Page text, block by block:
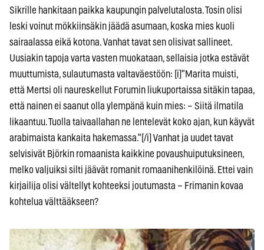
Sikrille hankitaan paikka kaupungin palvelutalosta. Tosin olisi
leski voinut mökkiinsäkin jäädä asumaan, koska mies kuoli
sairaalassa eikä kotona. Vanhat tavat sen olisivat sallineet.
Uusiakin tapoja varta vasten muokataan, sellaisia jotka estävät
muuttumista, sulautumasta valtaväestöön: [i]"Marita muisti,
että Mertsi oli naureskellut Forumin liukuportaissa sitäkin tapaa,
että nainen ei saanut olla ylempänä kuin mies: – Siitä ilmatila
likaantuu. Tuolla taivaallahan ne lentelevät koko ajan, kun käyvät
arabimaista kankaita hakemassa."[/i] Vanhat ja uudet tavat
selvisivät Björkin romaanista kaikkine povaushuiputuksineen,
melko valjuiksi silti jäävät romanit romaanihenkilöinä. Ettei vain
kirjailija olisi vältellyt kohteeksi joutumasta – Frimanin kovaa
kohtelua välttääkseen?